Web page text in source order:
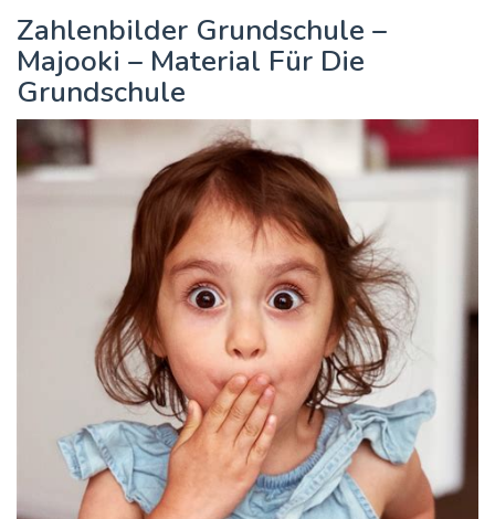
Zahlenbilder Grundschule –
Majooki – Material Für Die
Grundschule